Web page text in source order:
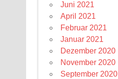
Juni 2021
April 2021
Februar 2021
Januar 2021
Dezember 2020
November 2020
September 2020